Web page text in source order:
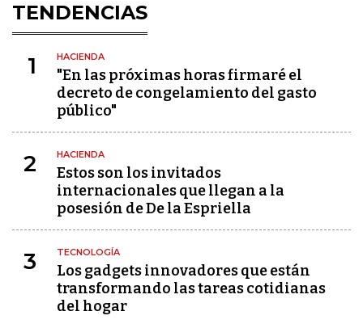
TENDENCIAS
1 HACIENDA
"En las próximas horas firmaré el
decreto de congelamiento del gasto
público"
2 HACIENDA
Estos son los invitados
internacionales que llegan a la
posesión de De la Espriella
3 TECNOLOGÍA
Los gadgets innovadores que están
transformando las tareas cotidianas
del hogar